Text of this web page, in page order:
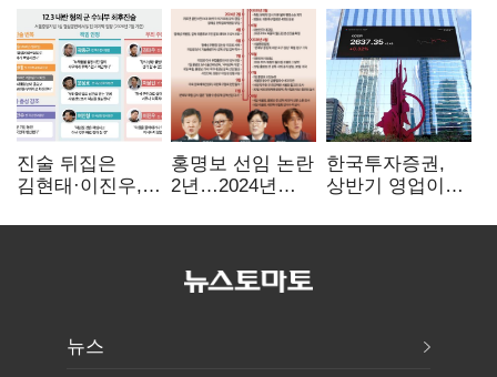
진술 뒤집은
김현태·이진우,
헌신"…법정서
홍명보 선임 논란
2년…2024년
압색까지
한국투자증권,
상반기 영업이익
전년비 89.1%↑
뉴스